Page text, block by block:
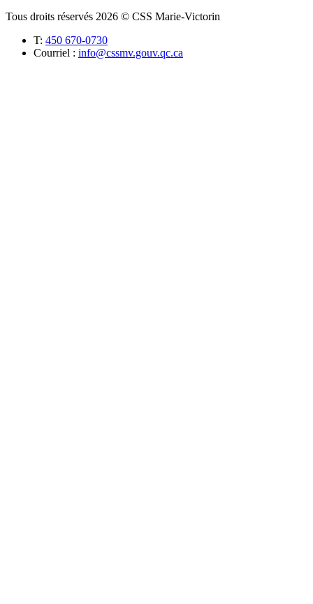
Tous droits réservés 2026 © CSS Marie-Victorin
T: 450 670-0730
Courriel : info@cssmv.gouv.qc.ca